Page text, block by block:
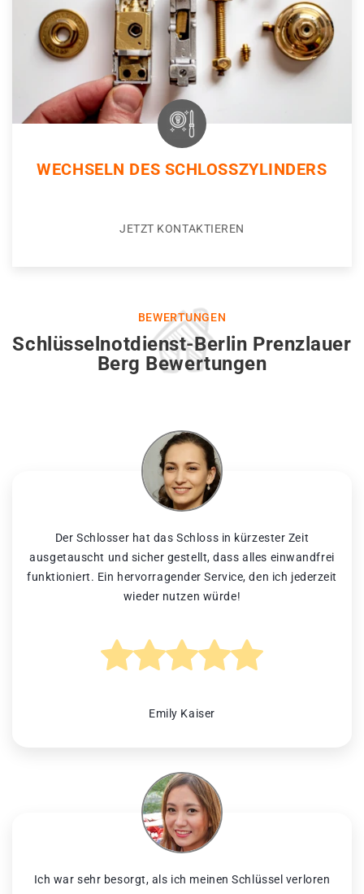
WECHSELN DES SCHLOSSZYLINDERS
JETZT KONTAKTIEREN
BEWERTUNGEN
Schlüsselnotdienst-Berlin Prenzlauer
Berg Bewertungen
Der Schlosser hat das Schloss in kürzester Zeit
ausgetauscht und sicher gestellt, dass alles einwandfrei
funktioniert. Ein hervorragender Service, den ich jederzeit
wieder nutzen würde!
Emily Kaiser
Ich war sehr besorgt, als ich meinen Schlüssel verloren